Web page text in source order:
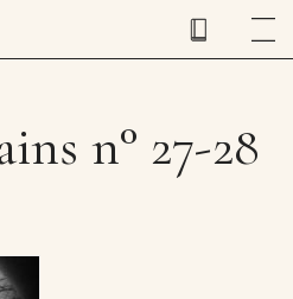
n° 27-28